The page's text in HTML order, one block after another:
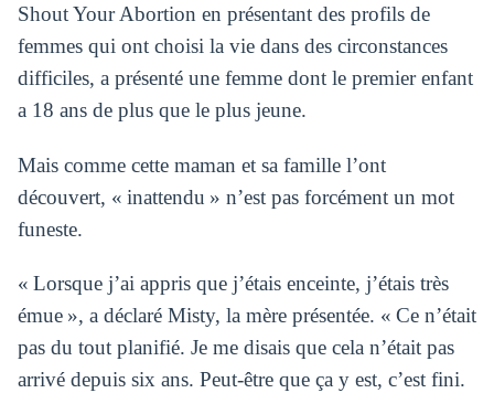
Shout Your Abortion en présentant des profils de
femmes qui ont choisi la vie dans des circonstances
difficiles, a présenté une femme dont le premier enfant
a 18 ans de plus que le plus jeune.
Mais comme cette maman et sa famille l’ont
découvert, « inattendu » n’est pas forcément un mot
funeste.
« Lorsque j’ai appris que j’étais enceinte, j’étais très
émue », a déclaré Misty, la mère présentée. « Ce n’était
pas du tout planifié. Je me disais que cela n’était pas
arrivé depuis six ans. Peut-être que ça y est, c’est fini.